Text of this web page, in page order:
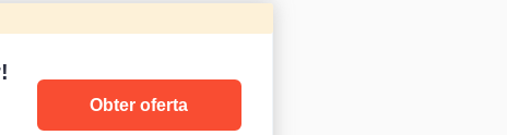
Obter oferta